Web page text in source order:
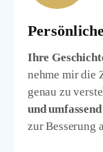
Ihre
nehme mir die
genau zu
und
zur Besserung